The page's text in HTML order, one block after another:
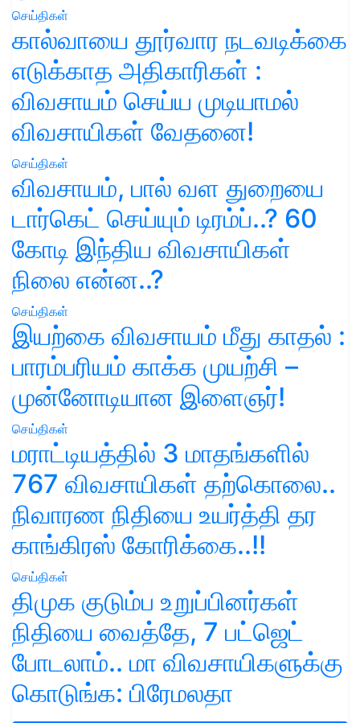
செய்திகள்
கால்வாயை தூர்வார நடவடிக்கை
எடுக்காத அதிகாரிகள் :
விவசாயம் செய்ய முடியாமல்
விவசாயிகள் வேதனை!
செய்திகள்
விவசாயம், பால் வள துறையை
டார்கெட் செய்யும் டிரம்ப்..? 60
கோடி இந்திய விவசாயிகள்
நிலை என்ன..?
செய்திகள்
இயற்கை விவசாயம் மீது காதல் :
பாரம்பரியம் காக்க முயற்சி –
முன்னோடியான இளைஞர்!
செய்திகள்
மராட்டியத்தில் 3 மாதங்களில்
767 விவசாயிகள் தற்கொலை..
நிவாரண நிதியை உயர்த்தி தர
காங்கிரஸ் கோரிக்கை..!!
செய்திகள்
திமுக குடும்ப உறுப்பினர்கள்
நிதியை வைத்தே, 7 பட்ஜெட்
போடலாம்.. மா விவசாயிகளுக்கு
கொடுங்க: பிரேமலதா